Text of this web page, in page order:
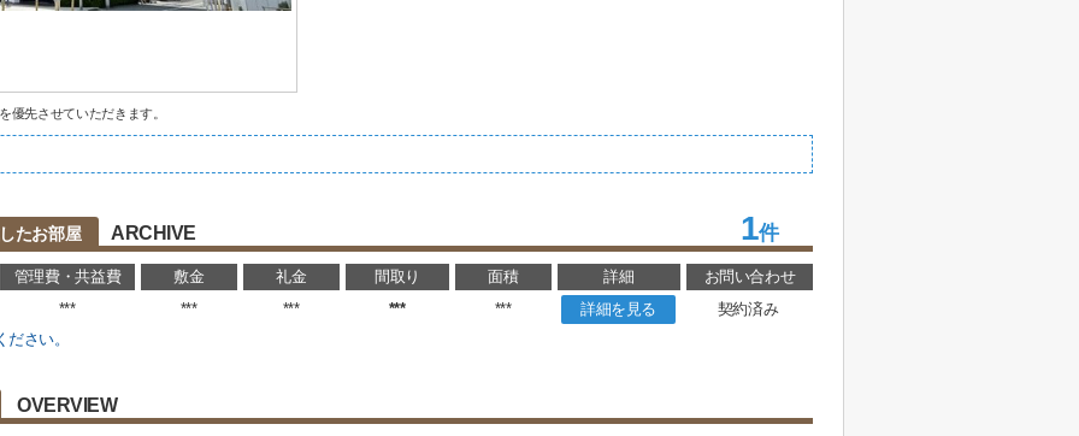
先させていただきます。
たお部屋 ARCHIVE 1件
管理費・共益費 敷金 礼金 間取り 面積 詳細
お問い合わせ
*** *** *** *** *** 詳細を見る
契約済み
さい。
OVERVIEW